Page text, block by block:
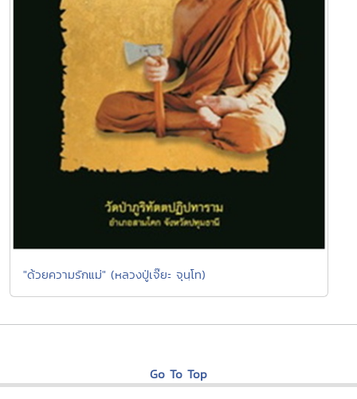
"ด้วยความรักแม่" (หลวงปู่เจ๊ยะ จุนฺโท)
Go To Top